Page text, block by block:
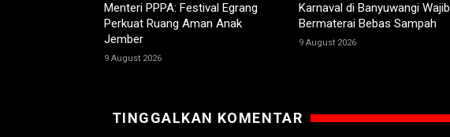
Menteri PPPA: Festival Egrang
Perkuat Ruang Aman Anak
Jember
9 August 2026
Karnaval di Banyuwangi Wajib
Bermaterai Bebas Sampah
9 August 2026
TINGGALKAN KOMENTAR